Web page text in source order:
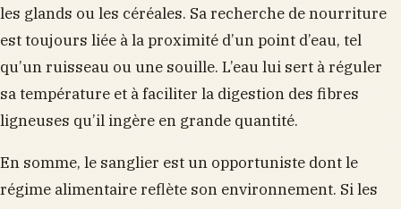
les glands ou les céréales. Sa recherche de nourriture
est toujours liée à la proximité d’un point d’eau, tel
qu’un ruisseau ou une souille. L’eau lui sert à réguler
sa température et à faciliter la digestion des fibres
ligneuses qu’il ingère en grande quantité.
En somme, le sanglier est un opportuniste dont le
régime alimentaire reflète son environnement. Si les